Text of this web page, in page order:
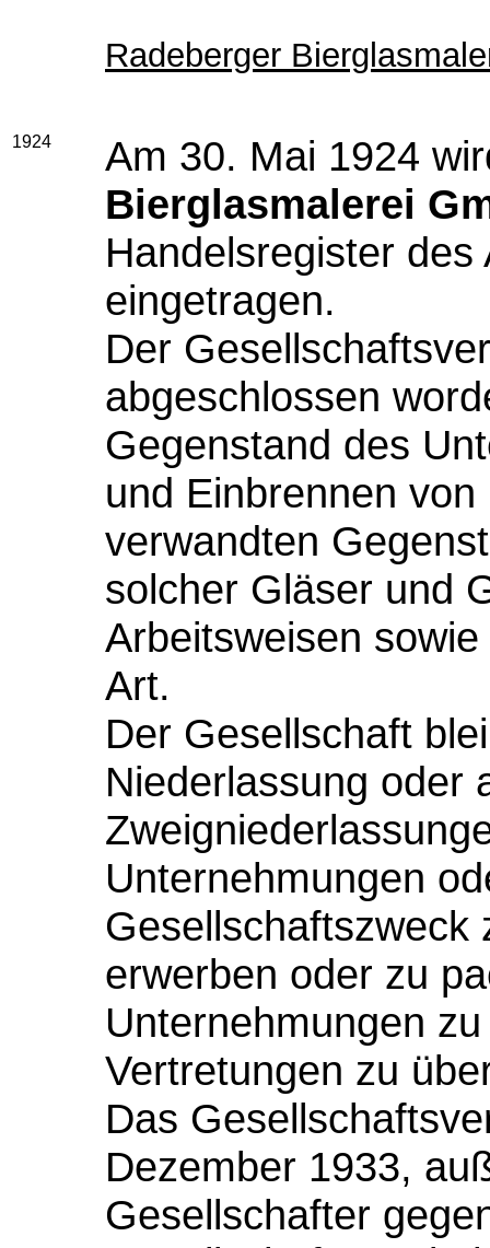
Radeberger
1924 Am 30. Mai 1924
Bierglasmalerei
Handelsregister
eingetragen.
Der
abgeschlossen
Gegenstand des
und Einbrennen
verwandten
solcher Gläser und
Arbeitsweisen
Art.
Der Gesellschaft
Niederlassung oder
Unternehmungen
Gesellschaftszweck
erwerben oder zu
Unternehmungen
Vertretungen zu
Das
Dezember 1933,
Gesellschafter